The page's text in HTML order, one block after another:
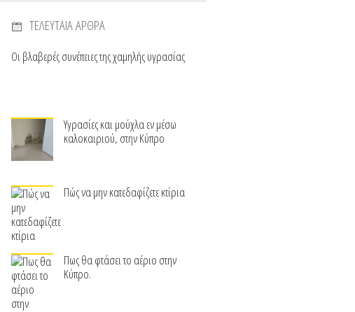
ΤΕΛΕΥΤΑΙΑ ΑΡΘΡΑ
Οι βλαβερές συνέπειες της χαμηλής υγρασίας
Υγρασίες και μούχλα εν μέσω
καλοκαιριού, στην Κύπρο
Πώς να μην κατεδαφίζετε κτίρια
Πως θα φτάσει το αέριο στην
Κύπρο.